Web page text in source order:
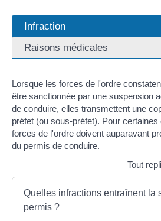
Infraction
Raisons médicales
Lorsque les forces de l'ordre
être sanctionnée par une suspension
de conduire, elles transmettent une
préfet (ou sous-préfet). Pour
forces de l'ordre doivent auparavant
du permis de conduire.
Tout
Quelles infractions entraînent la
permis ?